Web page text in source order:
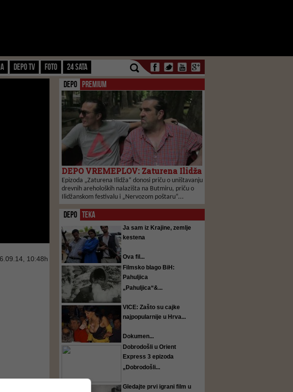
Depo TV FOTO 24 SATA
10:48h
DEPO PREMIUM
DEPO VREMEPLOV: Zaturena Ilidža
Epizoda „Zaturena Ilidža“ donosi priču o uništavanju
drevnih areholoških nalazišta na Butmiru, priču o
Ilidžanskom festivalu i „Nervozom poštaru“...
DEPO TEKA
Ja sam iz Krajine, zemlje
kestena
Ova fil...
Filmsko blago BiH:
Pahuljica
„Pahuljica“&...
VICE: Zašto su cajke
najpopularnije u Hrva...
Dokumen...
Dobrodošli u Orient
Express 3 epizoda
„Dobrodošli...
Gledajte prvi igrani film u